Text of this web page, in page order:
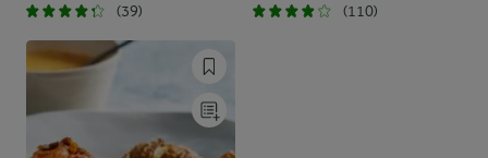
(39) (110)